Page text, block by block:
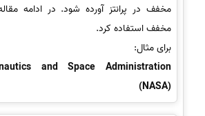
مخفف در پرانتز آورده شود. در ادامه
مخفف استفاده کرد.
برای مثال:
and Space Administration
(NASA)